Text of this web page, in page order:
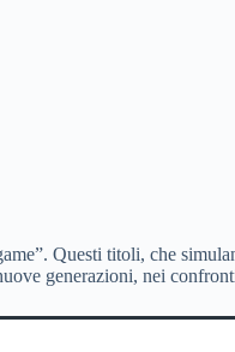
Questi titoli, che
generazioni, nei